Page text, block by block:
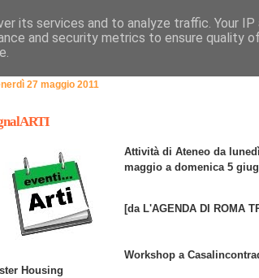
27 maggio 2011
Attività di Ateneo da
maggio a domenica 5
[da L'AGENDA DI ROMA
Workshop a
Housing
its services and to analyze traffic. Your IP
and security metrics to ensure quality